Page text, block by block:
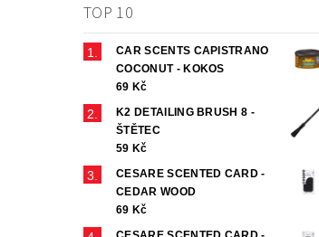
TOP 10
CAR SCENTS CAPISTRANO
COCONUT - KOKOS
69 Kč
K2 DETAILING BRUSH 8 -
ŠTĚTEC
59 Kč
CESARE SCENTED CARD -
CEDAR WOOD
69 Kč